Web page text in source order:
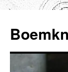
de
inhoud